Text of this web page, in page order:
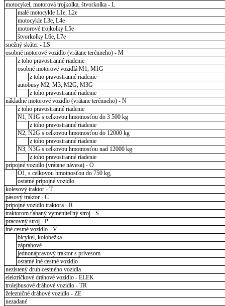
motocykel, motorová trojkolka, štvorkolka - L
malé motocykle L1e, L2e
motocykle L3e, L4e
motorové trojkolky L5e
štvorkolky L6e, L7e
snežný skúter - LS
osobné motorové vozidlo (vrátane terénneho) - M
z toho pravostranné riadenie
osobné motorové vozidlá M1, M1G
z toho pravostranné riadenie
autobusy M2, M3, M2G, M3G
z toho pravostranné riadenie
nákladné motorové vozidlo (vrátane terénneho) - N
z toho pravostranné riadenie
N1, N1G s celkovou hmotnosťou do 3 500 kg
z toho pravostranné riadenie
N2, N2G s celkovou hmotnosťou do 12000 kg
z toho pravostranné riadenie
N3, N3G s celkovou hmotnosťou nad 12000 kg
z toho pravostranné riadenie
prípojné vozidlo (vrátane návesa) - O
O1, s celkovou hmotnosťou do 750 kg,
ostatné prípojné vozidlo
kolesový traktor - T
pásový traktor - C
prípojné vozidlo traktora - R
traktorom ťahaný vymeniteľný stroj - S
pracovný stroj - P
iné cestné vozidlo - V
bicykel, kolobežka
záprahové
jednonápravový traktor s prívesom
ostatné iné cestné vozidlo
nezistený druh cestného vozidla
električkové dráhové vozidlo - ELEK
trolejbusové dráhové vozidlo - TR
železničné dráhové vozidlo - ZE
nezadané